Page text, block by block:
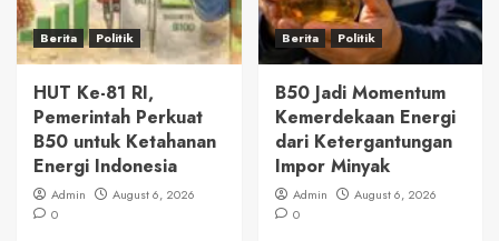
Berita Politik
HUT Ke-81 RI,
Pemerintah Perkuat
B50 untuk Ketahanan
Energi Indonesia
Admin
August 6, 2026
0
Berita Politik
B50 Jadi Momentum
Kemerdekaan Energi
dari Ketergantungan
Impor Minyak
Admin
August 6, 2026
0